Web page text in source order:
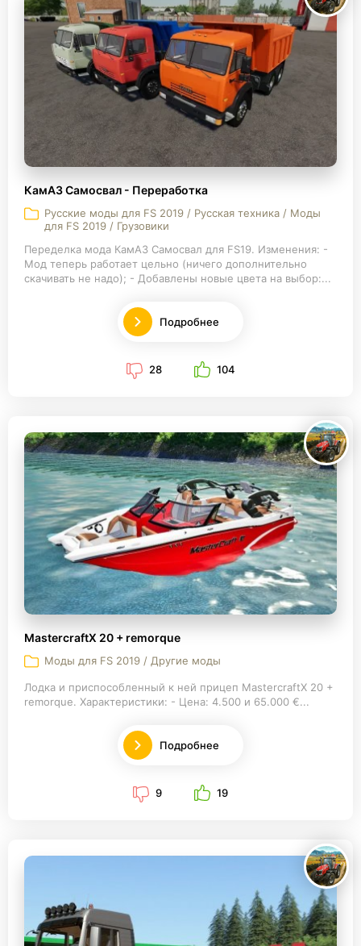
КамАЗ Самосвал - Переработка
Русские моды для FS 2019 / Русская техника / Моды
для FS 2019 / Грузовики
Переделка мода КамАЗ Самосвал для FS19. Изменения: -
Мод теперь работает цельно (ничего дополнительно
скачивать не надо); - Добавлены новые цвета на выбор:...
Подробнее
28 104
MastercraftX 20 + remorque
Моды для FS 2019 / Другие моды
Лодка и приспособленный к ней прицеп MastercraftX 20 +
remorque. Характеристики: - Цена: 4.500 и 65.000 €...
Подробнее
9 19